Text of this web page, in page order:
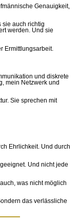
Genauigkeit,
sie auch richtig
werden. Und sie
Ermittlungsarbeit.
und diskrete
mein Netzwerk und
Sie sprechen mit
Ehrlichkeit. Und durch
Und nicht jede
was nicht möglich
das verlässliche